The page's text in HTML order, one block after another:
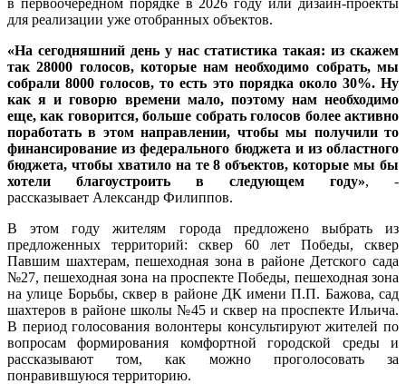
для реализации уже отобранных объектов.
«На сегодняшний день у нас статистика такая: из скажем
так 28000 голосов, которые нам необходимо собрать, мы
собрали 8000 голосов, то есть это порядка около 30%. Ну
как я и говорю времени мало, поэтому нам необходимо
еще, как говорится, больше собрать голосов более активно
поработать в этом направлении, чтобы мы получили то
финансирование из федерального бюджета и из областного
бюджета, чтобы хватило на те 8 объектов, которые мы бы
хотели благоустроить в следующем году», -
рассказывает Александр Филиппов.
В этом году жителям города предложено выбрать из
предложенных территорий: сквер 60 лет Победы, сквер
Павшим шахтерам, пешеходная зона в районе Детского сада
№27, пешеходная зона на проспекте Победы, пешеходная зона
на улице Борьбы, сквер в районе ДК имени П.П. Бажова, сад
шахтеров в районе школы №45 и сквер на проспекте Ильича.
В период голосования волонтеры консультируют жителей по
вопросам формирования комфортной городской среды и
рассказывают том, как можно проголосовать за
понравившуюся территорию.